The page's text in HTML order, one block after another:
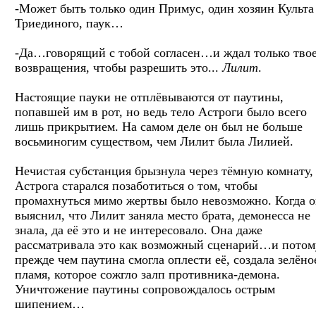
-Может быть только один Примус, один хозяин Культа
Триединого, паук…
-Да…говорящий с тобой согласен…и ждал только
возвращения, чтобы разрешить это...Лилит.
Настоящие пауки не отплёвываются от паутины,
попавшей им в рот, но ведь тело Астроги было всего
лишь прикрытием. На самом деле он был не больше
восьминогим существом, чем Лилит была Лилией.
Нечистая субстанция брызнула через тёмную комнату,
Астрога старался позаботиться о том, чтобы
промахнуться мимо жертвы было невозможно. Когда
выяснил, что Лилит заняла место брата, демонесса не
знала, да её это и не интересовало. Она даже
рассматривала это как возможный сценарий…и
прежде чем паутина смогла оплести её, создала
пламя, которое сожгло залп противника-демона.
Уничтожение паутины сопровождалось острым
шипением…